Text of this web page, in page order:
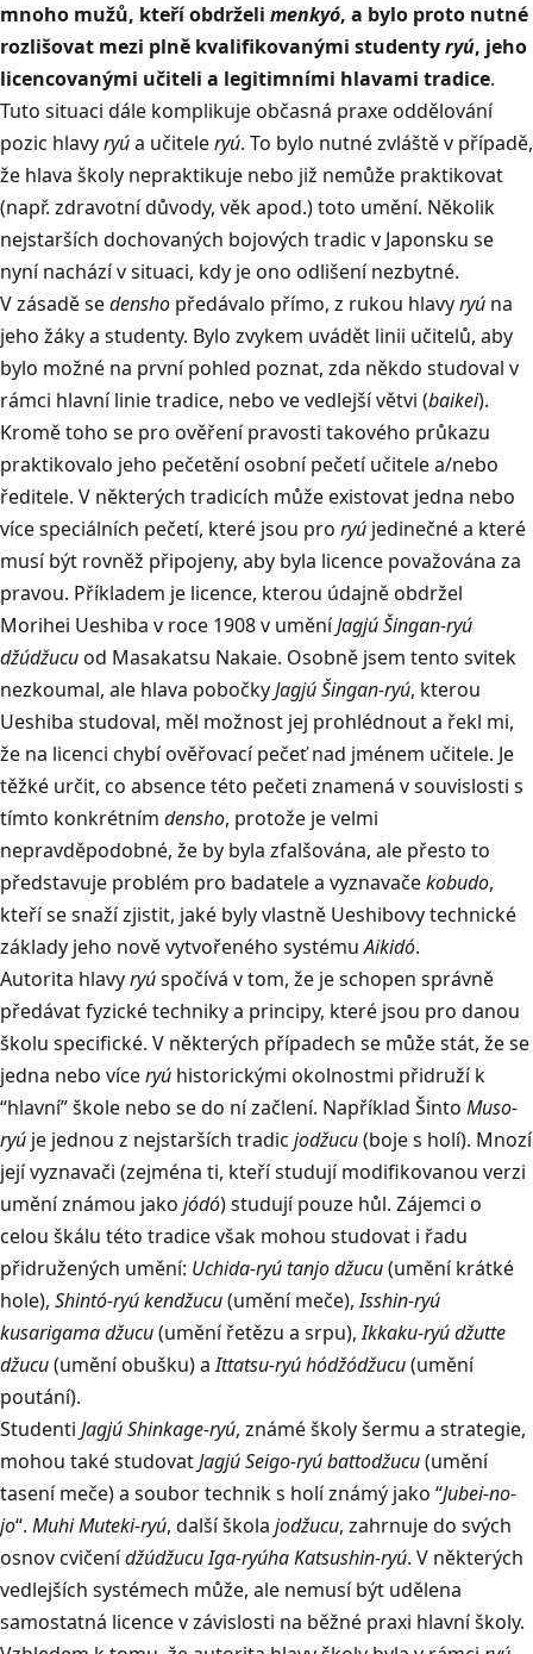
mnoho mužů, kteří obdrželi menkyó, a bylo proto nutné
rozlišovat mezi plně kvalifikovanými studentyryú, jeho
licencovanými učiteli a legitimními hlavami tradice.
Tuto situaci dále komplikuje občasná praxe oddělování
pozic hlavyryúa učiteleryú. To bylo nutné zvláště v případě,
že hlava školy nepraktikuje nebo již nemůže praktikovat
(např. zdravotní důvody, věk apod.) toto umění. Několik
nejstarších dochovaných bojových tradic v Japonsku se
nyní nachází v situaci, kdy je ono odlišení nezbytné.
V zásadě sedensho předávalo přímo, z rukou hlavyryú na
jeho žáky a studenty. Bylo zvykem uvádět linii učitelů, aby
bylo možné na první pohled poznat, zda někdo studoval v
rámci hlavní linie tradice, nebo ve vedlejší větvi (baikei).
Kromě toho se pro ověření pravosti takového průkazu
praktikovalo jeho pečetění osobní pečetí učitele a/nebo
ředitele. V některých tradicích může existovat jedna nebo
více speciálních pečetí, které jsou pro ryú jedinečné a které
musí být rovněž připojeny, aby byla licence považována za
pravou. Příkladem je licence, kterou údajně obdržel
Morihei Ueshiba v roce 1908 v uměníJagjú Šingan-ryú
džúdžucuod Masakatsu Nakaie. Osobně jsem tento svitek
nezkoumal, ale hlava pobočkyJagjú Šingan-ryú, kterou
Ueshiba studoval, měl možnost jej prohlédnout a řekl mi,
že na licenci chybí ověřovací pečeť nad jménem učitele. Je
těžké určit, co absence této pečeti znamená v souvislosti s
tímto konkrétním densho, protože je velmi
nepravděpodobné, že by byla zfalšována, ale přesto to
představuje problém pro badatele a vyznavačekobudo,
kteří se snaží zjistit, jaké byly vlastně Ueshibovy technické
základy jeho nově vytvořeného systémuAikidó.
Autorita hlavyryúspočívá v tom, že je schopen správně
předávat fyzické techniky a principy, které jsou pro danou
školu specifické. V některých případech se může stát, že se
jedna nebo víceryú historickými okolnostmi přidruží k
“hlavní” škole nebo se do ní začlení. Například Šinto Muso-
ryú je jednou z nejstarších tradic jodžucu(boje s holí). Mnozí
její vyznavači (zejména ti, kteří studují modifikovanou verzi
umění známou jako jódó) studují pouze hůl. Zájemci o
celou škálu této tradice však mohou studovat i řadu
přidružených umění: Uchida-ryú tanjo džucu(umění krátké
hole), Shintó-ryú kendžucu(umění meče),Isshin-ryú
kusarigama džucu(umění řetězu a srpu),Ikkaku-ryú džutte
džucu(umění obušku) aIttatsu-ryú hódžódžucu(umění
poutání).
Studenti Jagjú Shinkage-ryú, známé školy šermu a strategie,
mohou také studovatJagjú Seigo-ryú battodžucu(umění
tasení meče) a soubor technik s holí známý jako “Jubei-no-
jo“. Muhi Muteki-ryú, další škola jodžucu, zahrnuje do svých
osnov cvičenídžúdžucu Iga-ryúha Katsushin-ryú. V některých
vedlejších systémech může, ale nemusí být udělena
samostatná licence v závislosti na běžné praxi hlavní školy.